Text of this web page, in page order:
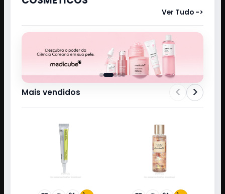
Ver Tudo ->
Mais vendidos < >